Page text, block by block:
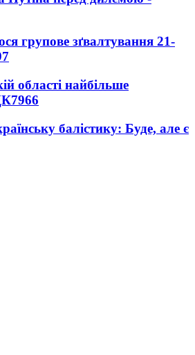
групове зґвалтування 21-
області найбільше
7966
балістику: Буде, але є